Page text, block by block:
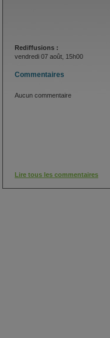
Rediffusions :
vendredi 07 août, 15h00
Commentaires
Aucun commentaire
Lire tous les commentaires